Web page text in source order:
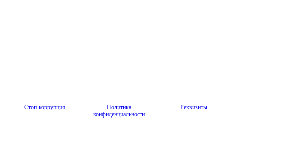
Стоп-коррупция
Политика
конфиденциальности
Реквизиты